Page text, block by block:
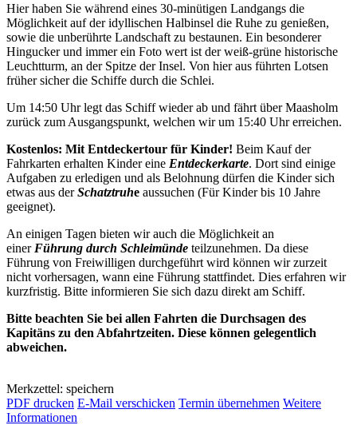
Hier haben Sie während eines 30-minütigen Landgangs die
Möglichkeit auf der idyllischen Halbinsel die Ruhe zu genießen,
sowie die unberührte Landschaft zu bestaunen. Ein besonderer
Hingucker und immer ein Foto wert ist der weiß-grüne historische
Leuchtturm, an der Spitze der Insel. Von hier aus führten Lotsen
früher sicher die Schiffe durch die Schlei.
Um 14:50 Uhr legt das Schiff wieder ab und fährt über Maasholm
zurück zum Ausgangspunkt, welchen wir um 15:40 Uhr erreichen.
Kostenlos: Mit Entdeckertour für Kinder! Beim Kauf der
Fahrkarten erhalten Kinder eine Entdeckerkarte. Dort sind einige
Aufgaben zu erledigen und als Belohnung dürfen die Kinder sich
etwas aus der Schatztruhe aussuchen (Für Kinder bis 10 Jahre
geeignet).
An einigen Tagen bieten wir auch die Möglichkeit an
einer Führung durch Schleimünde teilzunehmen. Da diese
Führung von Freiwilligen durchgeführt wird können wir zurzeit
nicht vorhersagen, wann eine Führung stattfindet. Dies erfahren wir
kurzfristig. Bitte informieren Sie sich dazu direkt am Schiff.
Bitte beachten Sie bei allen Fahrten die Durchsagen des
Kapitäns zu den Abfahrtzeiten. Diese können gelegentlich
abweichen.
Merkzettel: speichern
PDF drucken E-Mail verschicken Termin übernehmen Weitere
Informationen